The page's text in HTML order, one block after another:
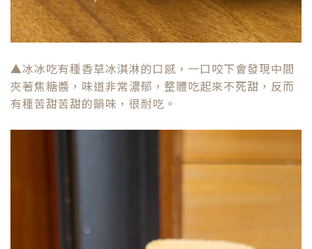
▲冰冰吃有種香草冰淇淋的口感，一口咬下會發現中間
夾著焦糖醬，味道非常濃郁，整體吃起來不死甜，反而
有種苦甜苦甜的韻味，很耐吃。